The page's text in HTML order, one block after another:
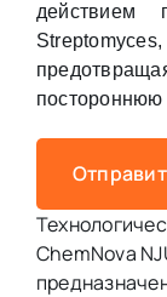
действием
ChemNova